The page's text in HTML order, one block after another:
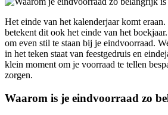
Het einde van het kalenderjaar komt
betekent dit ook het einde van het
om even stil te staan bij je eindvoorraad.
in het teken staat van feestgedruis en
klein moment om je voorraad te tellen
zorgen.
Waarom is je eindvoorraad zo